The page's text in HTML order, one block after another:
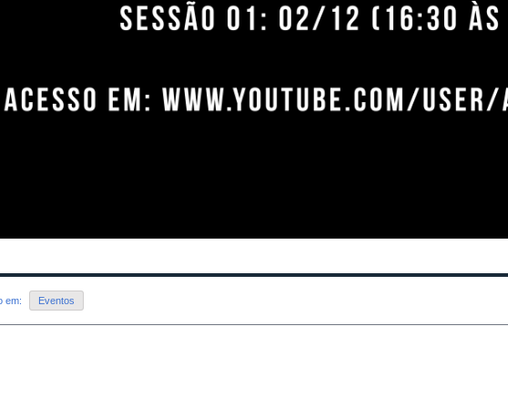
em: Eventos